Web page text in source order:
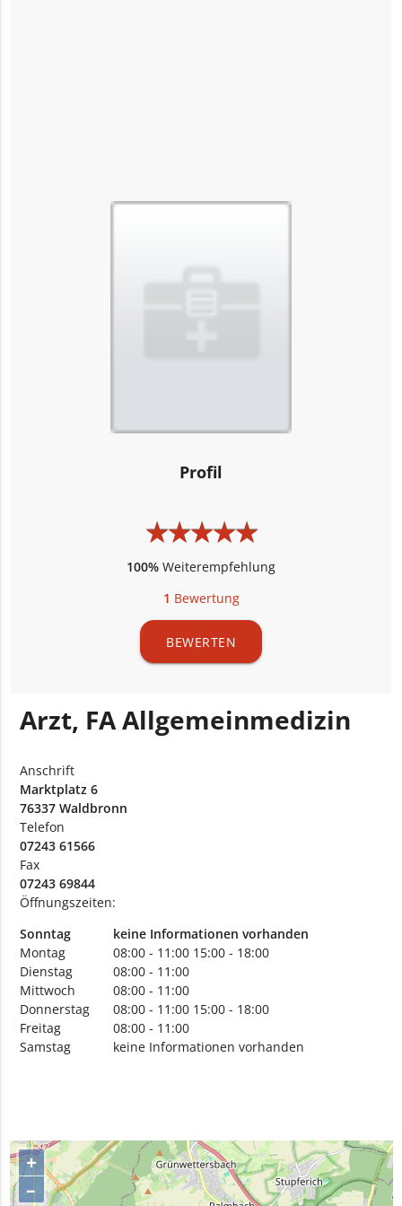
Profil
★★★★★
★★★★★
100% Weiterempfehlung
1 Bewertung
BEWERTEN
Arzt, FA Allgemeinmedizin
Anschrift
Marktplatz 6
76337 Waldbronn
Telefon
07243 61566
Fax
07243 69844
Öffnungszeiten:
Sonntag
keine Informationen vorhanden
Montag
08:00 - 11:00 15:00 - 18:00
Dienstag
08:00 - 11:00
Mittwoch
08:00 - 11:00
Donnerstag
08:00 - 11:00 15:00 - 18:00
Freitag
08:00 - 11:00
Samstag
keine Informationen vorhanden
+
–